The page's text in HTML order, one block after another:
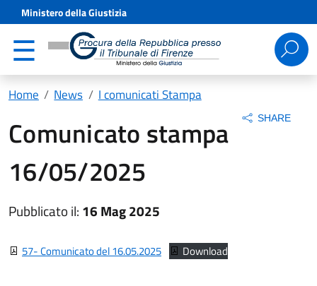
Ministero della Giustizia
Ricerca
per:
Home News I comunicati Stampa
Comunicato stampa
16/05/2025
SHARE
Pubblicato il: 16 Mag 2025
57- Comunicato del 16.05.2025 Download